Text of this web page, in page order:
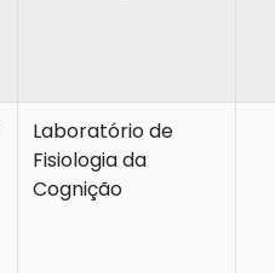
Laboratório de
Fisiologia da
Cognição